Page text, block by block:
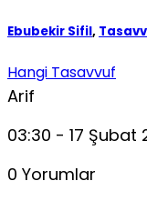
Ebubekir Sifil,
Hangi Tasavvuf
Arif
03:30 - 17 Şubat
0 Yorumlar